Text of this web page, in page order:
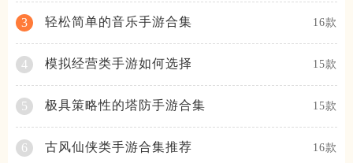
3 轻松简单的音乐手游合集 16款
4 模拟经营类手游如何选择 15款
5 极具策略性的塔防手游合集 15款
6 古风仙侠类手游合集推荐 16款